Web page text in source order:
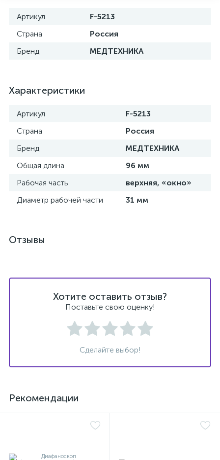
Артикул
F-5213
Страна
Россия
Бренд
МЕДТЕХНИКА
Характеристики
Артикул
F-5213
Страна
Россия
Бренд
МЕДТЕХНИКА
Общая длина
96 мм
Рабочая часть
верхняя, «окно»
Диаметр рабочей части
31 мм
Отзывы
Хотите оставить отзыв?
Поставьте свою оценку!
Сделайте выбор!
Рекомендации